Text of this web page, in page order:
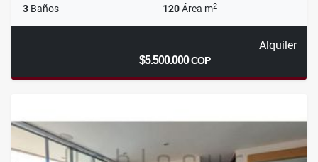
3 Baños 120Área m2
Alquiler
$5.500.000COP